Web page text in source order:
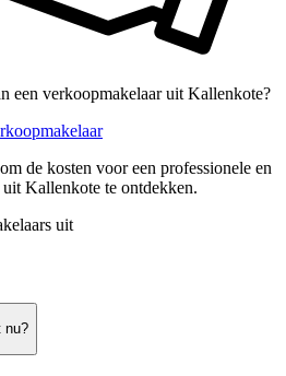
een verkoopmakelaar uit Kallenkote?
de kosten voor een professionele en
Kallenkote te ontdekken.
uit
nu?